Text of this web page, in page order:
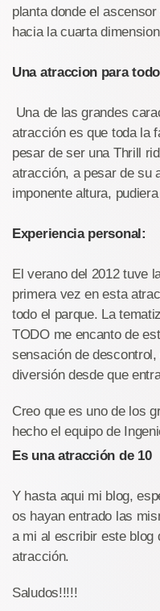
planta donde el
hacia la cuarta
Una atraccion para
Una de las grandes
atracción es que toda la
pesar de ser una Thrill
atracción, a pesar de su
imponente altura,
Experiencia personal:
El verano del 2012 tuve
primera vez en esta
todo el parque. La
TODO me encanto de
sensación de
diversión desde que
Creo que es uno de los
hecho el equipo de
Es una atracción de 10
Y hasta aqui mi blog,
os hayan entrado las
a mi al escribir este blog
atracción.
Saludos!!!!!